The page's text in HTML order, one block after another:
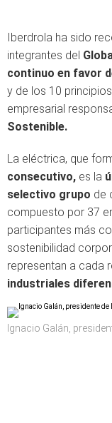
Iberdrola ha sido
integrantes del
continuo en favor
y de los 10
empresarial
Sostenible.
La eléctrica, que
consecutivo, es la
selectivo grupo de
compuesto por 37
participantes más
sostenibilidad
representan a cada
industriales
Ignacio Galán,